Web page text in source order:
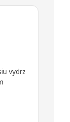
vydrz